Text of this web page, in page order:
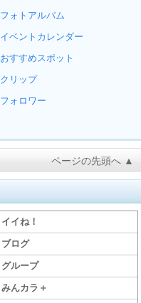
フォトアルバム
イベントカレンダー
おすすめスポット
クリップ
フォロワー
ページの先頭へ ▲
イイね！
ブログ
グループ
みんカラ＋